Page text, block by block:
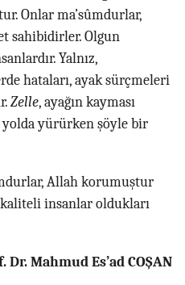
Onlar ma’sûmdurlar,
sahibidirler. Olgun
Yalnız,
hataları, ayak sürçmeleri
Zelle, ayağın kayması
yolda yürürken şöyle bir
Allah korumuştur
insanlar oldukları
Dr. Mahmud Es’ad COŞAN